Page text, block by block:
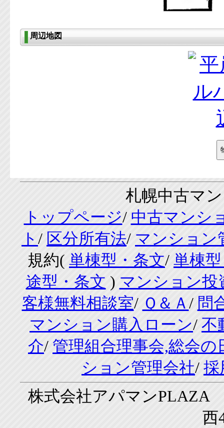
周辺地図
札幌中古マ
トップページ/ 中古マンシ
ト / 区分所有法/ マンション
規約( 単棟型・条文/ 単棟
途型・条文 ) マンション投
客様無料相談室/ Ｑ＆Ａ / 問
マンション購入ローン/ 不
介/ 管理組合理事会,総会の
ション管理会社/ 採
株式会社アパマン
西